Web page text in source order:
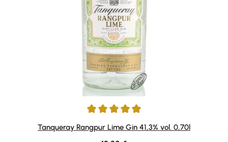
Durchschnittliche Bewertung von 4.92 von 5 Sternen
Tanqueray Rangpur Lime Gin 41,3% vol. 0,70l